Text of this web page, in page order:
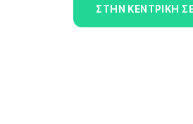
ΣΤΗΝ ΚΕΝΤΡΙΚΉ